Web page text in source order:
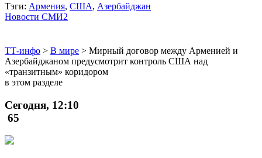
Тэги: Армения, США, Азербайджан
Новости СМИ2
ТТ-инфо > В мире > Мирный договор между Арменией и
Азербайджаном предусмотрит контроль США над
«транзитным» коридором
в этом разделе
Сегодня, 12:10
65